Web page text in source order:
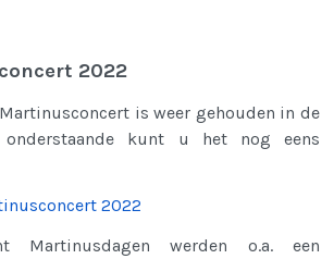
2022
is weer gehouden in de
onderstaande kunt u het nog eens
2022
Martinusdagen werden o.a. een